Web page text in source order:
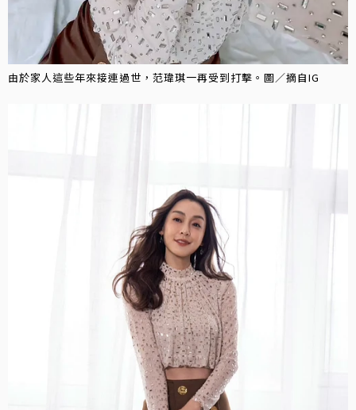
由於家人這些年來接連過世，范瑋琪一再受到打擊。圖／摘自IG